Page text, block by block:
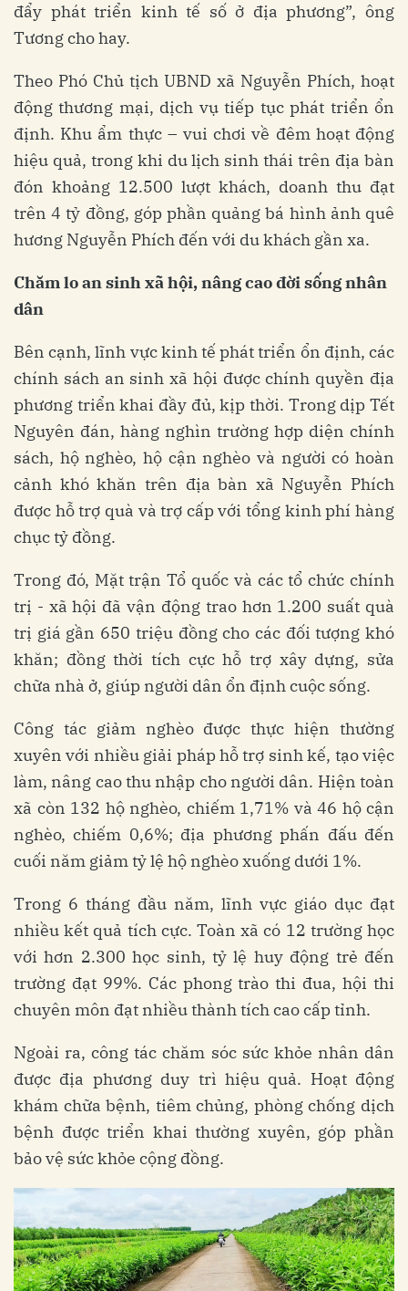
đẩy phát triển kinh tế số ở địa phương”, ông
Tương cho hay.
Theo Phó Chủ tịch UBND xã Nguyễn Phích, hoạt
động thương mại, dịch vụ tiếp tục phát triển ổn
định. Khu ẩm thực – vui chơi về đêm hoạt động
hiệu quả, trong khi du lịch sinh thái trên địa bàn
đón khoảng 12.500 lượt khách, doanh thu đạt
trên 4 tỷ đồng, góp phần quảng bá hình ảnh quê
hương Nguyễn Phích đến với du khách gần xa.
Chăm lo an sinh xã hội, nâng cao đời sống nhân
dân
Bên cạnh, lĩnh vực kinh tế phát triển ổn định, các
chính sách an sinh xã hội được chính quyền địa
phương triển khai đầy đủ, kịp thời. Trong dịp Tết
Nguyên đán, hàng nghìn trường hợp diện chính
sách, hộ nghèo, hộ cận nghèo và người có hoàn
cảnh khó khăn trên địa bàn xã Nguyễn Phích
được hỗ trợ quà và trợ cấp với tổng kinh phí hàng
chục tỷ đồng.
Trong đó, Mặt trận Tổ quốc và các tổ chức chính
trị - xã hội đã vận động trao hơn 1.200 suất quà
trị giá gần 650 triệu đồng cho các đối tượng khó
khăn; đồng thời tích cực hỗ trợ xây dựng, sửa
chữa nhà ở, giúp người dân ổn định cuộc sống.
Công tác giảm nghèo được thực hiện thường
xuyên với nhiều giải pháp hỗ trợ sinh kế, tạo việc
làm, nâng cao thu nhập cho người dân. Hiện toàn
xã còn 132 hộ nghèo, chiếm 1,71% và 46 hộ cận
nghèo, chiếm 0,6%; địa phương phấn đấu đến
cuối năm giảm tỷ lệ hộ nghèo xuống dưới 1%.
Trong 6 tháng đầu năm, lĩnh vực giáo dục đạt
nhiều kết quả tích cực. Toàn xã có 12 trường học
với hơn 2.300 học sinh, tỷ lệ huy động trẻ đến
trường đạt 99%. Các phong trào thi đua, hội thi
chuyên môn đạt nhiều thành tích cao cấp tỉnh.
Ngoài ra, công tác chăm sóc sức khỏe nhân dân
được địa phương duy trì hiệu quả. Hoạt động
khám chữa bệnh, tiêm chủng, phòng chống dịch
bệnh được triển khai thường xuyên, góp phần
bảo vệ sức khỏe cộng đồng.